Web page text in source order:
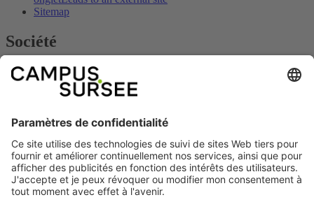
Sitemap
Société
Contacts'ouvre dans un nouvel onglet
Leads to an external site
Empreintes'ouvre dans un nouvel onglet
Leads to an external
external site
Prix & offres s'ouvre dans un nouvel ongletLeads to an
external site
Social